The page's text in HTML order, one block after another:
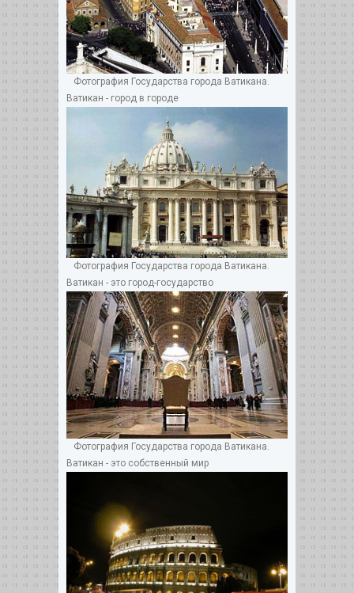
Фотография Государства города Ватикана.
Ватикан - город в городе
Фотография Государства города Ватикана.
Ватикан - это город-государство
Фотография Государства города Ватикана.
Ватикан - это собственный мир